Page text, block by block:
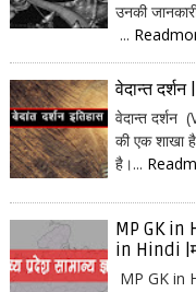
उनकी
...
वेदान्त
वेदान्त दर्शन
की एक शाखा है
है।...
MP GK in
in Hindi
MP GK in